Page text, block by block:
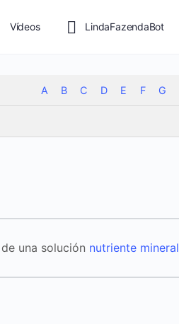
Vídeos LindaFazendaBot
A B C D E F G
una solución nutriente mineral